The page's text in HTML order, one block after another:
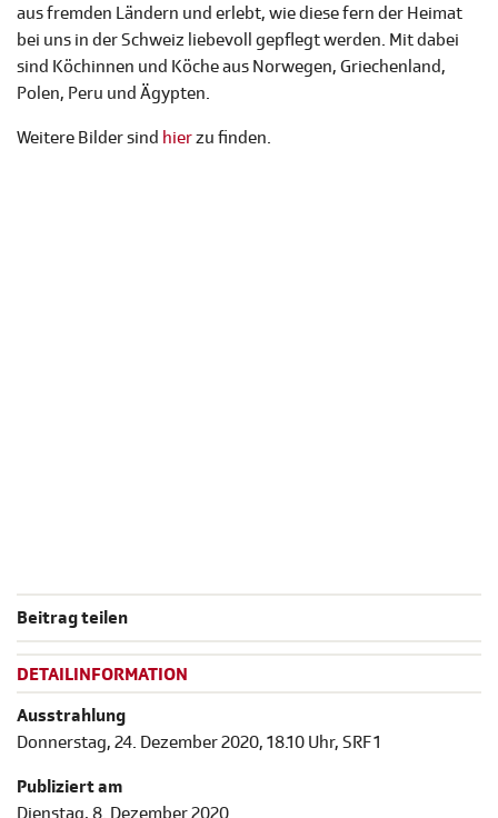
aus fremden Ländern und erlebt, wie diese fern der Heimat
bei uns in der Schweiz liebevoll gepflegt werden. Mit dabei
sind Köchinnen und Köche aus Norwegen, Griechenland,
Polen, Peru und Ägypten.
Weitere Bilder sind hierzu finden.
Beitrag teilen
DETAILINFORMATION
Ausstrahlung
Donnerstag, 24. Dezember 2020, 18.10 Uhr, SRF 1
Publiziert am
Dienstag, 8. Dezember 2020